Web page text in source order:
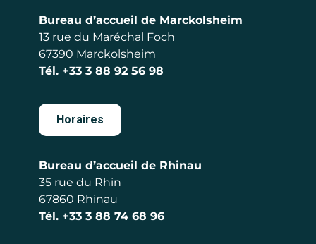
Bureau d’accueil de Marckolsheim
13 rue du Maréchal Foch
67390 Marckolsheim
Tél. +33 3 88 92 56 98
Horaires
Bureau d’accueil de Rhinau
35 rue du Rhin
67860 Rhinau
Tél. +33 3 88 74 68 96